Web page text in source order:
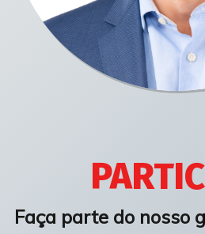
Faça parte do nosso